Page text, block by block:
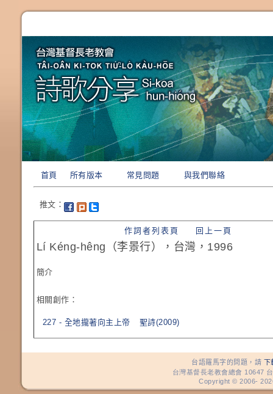
首頁 所有版本 常見問題 與我們聯絡
推文：
作詞者列表頁 回上一頁
Lí Kéng-hêng（李景行），台灣，1996
簡介
相關創作：
227 - 全地攏著向主上帝 聖詩(2009)
台語羅馬字的問題，請 下
台灣基督長老教會總會 10647
Copyright © 2006-